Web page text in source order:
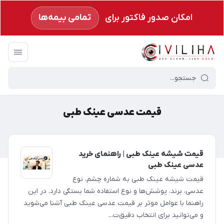
امکان صدور فاکتور برای تمامی بیمه‌ها
قیمت عدسی عینک طبی
قیمت شیشه عینک طبی | راهنمای خرید
عدسی عینک طبی
قیمت شیشه عینک طبی به شماره چشم، نوع
عدسی، برند، پوشش‌ها و نوع استفاده شما بستگی دارد. در این
راهنما با عوامل موثر بر قیمت عدسی عینک طبی آشنا می‌شوید
و می‌توانید برای انتخاب دقیق‌ت...